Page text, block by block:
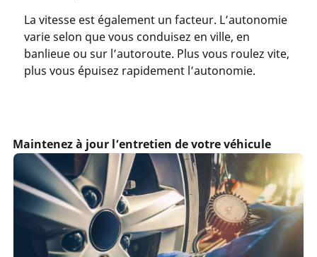
La vitesse est également un facteur. L’autonomie
varie selon que vous conduisez en ville, en
banlieue ou sur l’autoroute. Plus vous roulez vite,
plus vous épuisez rapidement l’autonomie.
Maintenez à jour l’entretien de votre véhicule